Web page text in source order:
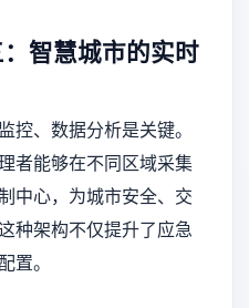
智慧城市的实时
控、数据分析是关键。
者能够在不同区域采集
中心，为城市安全、交
种架构不仅提升了应急
置。